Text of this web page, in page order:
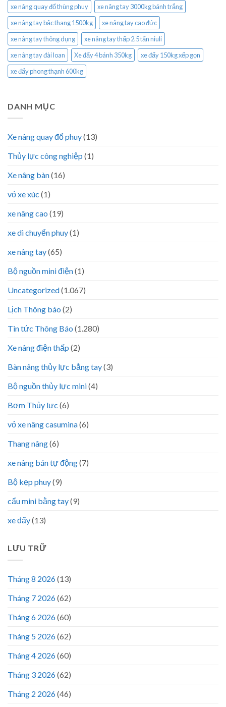
xe nâng quay đổ thùng phuy
xe nâng tay 3000kg bánh trắng
xe nâng tay bậc thang 1500kg
xe nâng tay cao đức
xe nâng tay thông dụng
xe nâng tay thấp 2.5 tấn niuli
xe nâng tay đài loan
Xe đẩy 4 bánh 350kg
xe đẩy 150kg xếp gọn
xe đẩy phong thạnh 600kg
DANH MỤC
Xe nâng quay đổ phuy(13)
Thủy lực công nghiệp (1)
Xe nâng bàn(16)
vỏ xe xúc (1)
xe nâng cao (19)
xe di chuyển phuy(1)
xe nâng tay(65)
Bộ nguồn mini điện(1)
Uncategorized(1.067)
Lịch Thông báo (2)
Tin tức Thông Báo (1.280)
Xe nâng điện thấp (2)
Bàn nâng thủy lực bằng tay(3)
Bộ nguồn thủy lực mini(4)
Bơm Thủy lực (6)
vỏ xe nâng casumina(6)
Thang nâng(6)
xe nâng bán tự động(7)
Bộ kẹp phuy(9)
cẩu mini bằng tay(9)
xe đẩy(13)
LƯU TRỮ
Tháng 8 2026(13)
Tháng 7 2026(62)
Tháng 6 2026(60)
Tháng 5 2026(62)
Tháng 4 2026(60)
Tháng 3 2026(62)
Tháng 2 2026(46)